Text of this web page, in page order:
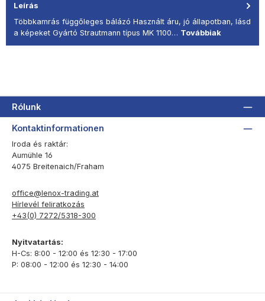
Leírás
Többkamrás függőleges bálázó Használt áru, jó állapotban, lásd
a képeket Gyártó Strautmann típus MK 1100… Továbbiak
Rólunk
Kontaktinformationen
Iroda és raktár:
Aumühle 16
4075 Breitenaich/Fraham
office@lenox-trading.at
Hírlevél feliratkozás
+43(0) 7272/5318-300
Nyitvatartás:
H-Cs: 8:00 - 12:00 és 12:30 - 17:00
P: 08:00 - 12:00 és 12:30 - 14:00